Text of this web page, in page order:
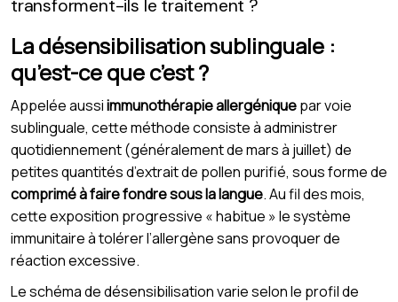
transforment-ils le traitement ?
La désensibilisation sublinguale :
qu’est-ce que c’est ?
Appelée aussiimmunothérapie allergéniquepar voie
sublinguale, cette méthode consiste à administrer
quotidiennement (généralement de mars à juillet) de
petites quantités d’extrait de pollen purifié, sous forme de
comprimé à faire fondre sous la langue. Au fil des mois,
cette exposition progressive « habitue » le système
immunitaire à tolérer l’allergène sans provoquer de
réaction excessive.
Le schéma de désensibilisation varie selon le profil de